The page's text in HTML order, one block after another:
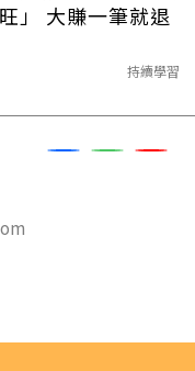
」 大賺一筆就退
持續學習